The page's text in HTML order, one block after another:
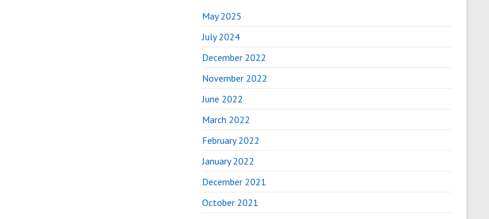
May 2025
July 2024
December 2022
November 2022
June 2022
March 2022
February 2022
January 2022
December 2021
October 2021